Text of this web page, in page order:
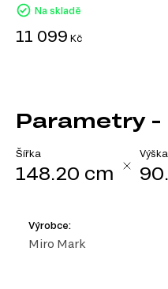
Na skladě
11 099 Kč
Parametry -
Šířka
148.20 cm
Výška
Výrobce:
Miro Mark